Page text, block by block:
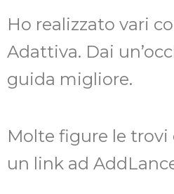
Ho realizzato vari
Adattiva. Dai
guida migliore.
Molte figure le trovi
un link ad